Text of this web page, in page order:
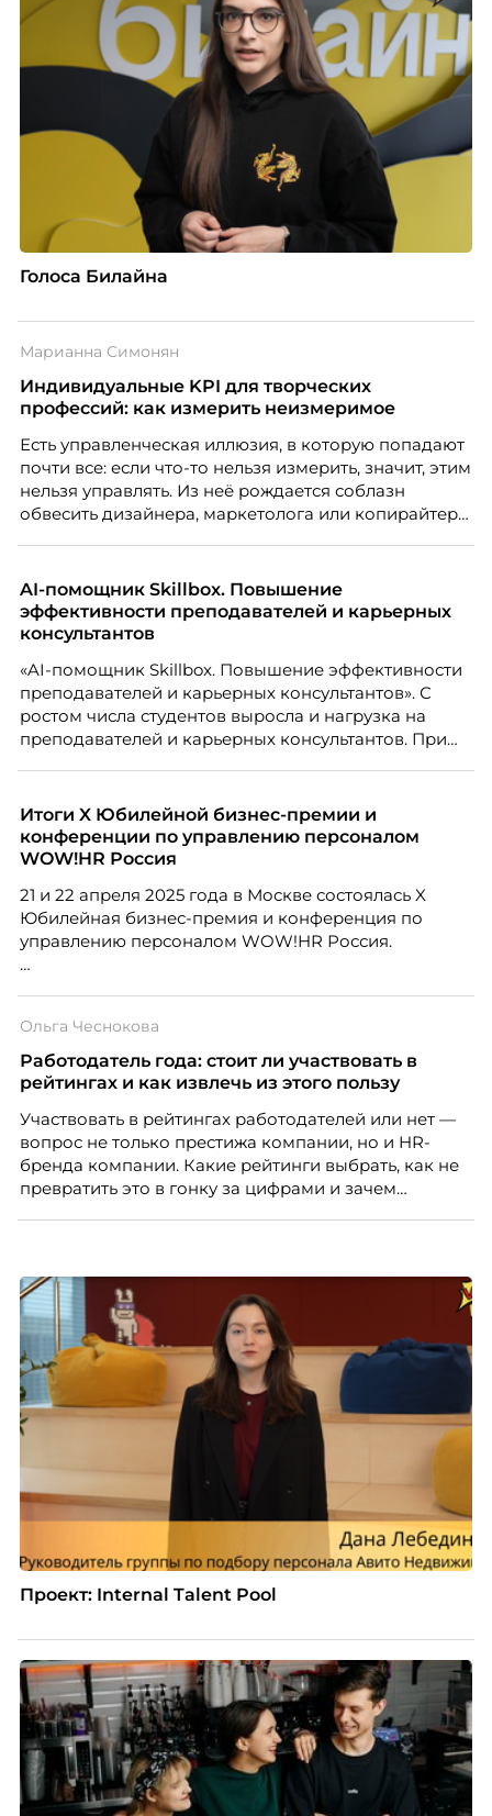
Голоса Билайна
Марианна Симонян
Индивидуальные KPI для творческих
профессий: как измерить неизмеримое
Есть управленческая иллюзия, в которую попадают
почти все: если что-то нельзя измерить, значит, этим
нельзя управлять. Из неё рождается соблазн
обвесить дизайнера, маркетолога или копирайтера
Проблема в том, что так мы измеряем не ценность,
а движение. А творческая работа — это тот редкий
случай, где движение и результат могут не
AI-помощник Skillbox. Повышение
эффективности преподавателей и карьерных
консультантов
«AI-помощник Skillbox. Повышение эффективности
преподавателей и карьерных консультантов». С
ростом числа студентов выросла и нагрузка на
преподавателей и карьерных консультантов. При
повысить эффективность сотрудников, ускорить
процессы, сохранить качество поддержки и
масштабироваться без роста команды. Так и
Skillbox.
Итоги X Юбилейной бизнес-премии и
конференции по управлению персоналом
WOW!HR Россия
21 и 22 апреля 2025 года в Москве состоялась X
Юбилейная бизнес-премия и конференция по
управлению персоналом WOW!HR Россия.
номинантов и гостей мероприятия.
Ольга Чеснокова
Работодатель года: стоит ли участвовать в
рейтингах и как извлечь из этого пользу
Участвовать в рейтингах работодателей или нет —
вопрос не только престижа компании, но и HR-
бренда компании. Какие рейтинги выбрать, как не
превратить это в гонку за цифрами и зачем
Проект: Internal Talent Pool